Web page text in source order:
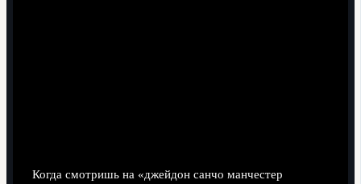
Когда смотришь на «джейдон санчо манчестер